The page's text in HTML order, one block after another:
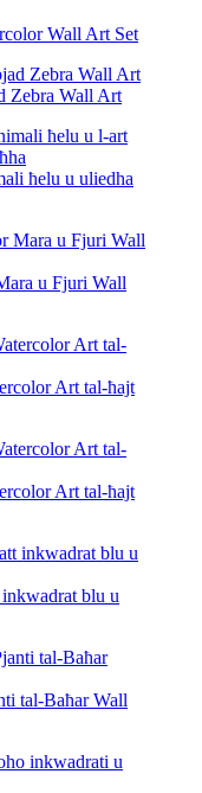
Wall Art Set
Zebra Wall Art
ħelu u uliedha
u Fjuri Wall
Art tal-ħajt
Art tal-ħajt
blu u
tal-Baħar Wall